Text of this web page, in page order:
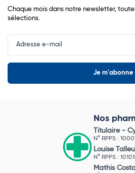
Chaque mois dans notre newsletter,
sélections.
Input
Newsletter
Nos
Titulaire -
N° RPPS :
Louise Talleu
N° RPPS :
Mathis